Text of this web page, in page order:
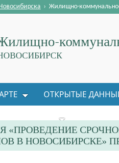
› Жилищно-
ОТКРЫТЫЕ
«ПРОВЕДЕНИЕ
В НОВОСИБИРСКЕ»